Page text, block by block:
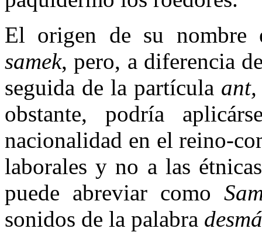
El origen de su nombre
samek, pero, a diferencia
seguida de la partícula
obstante, podría
nacionalidad en el reino-
laborales y no a las
puede abreviar como
sonidos de la palabra